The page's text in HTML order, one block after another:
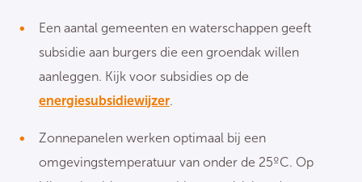
Een aantal gemeenten en waterschappen geeft
subsidie aan burgers die een groendak willen
aanleggen. Kijk voor subsidies op de
energiesubsidiewijzer.
Zonnepanelen werken optimaal bij een
omgevingstemperatuur van onder de 25ºC. Op